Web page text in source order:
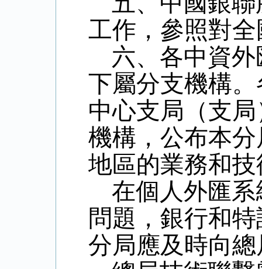
工作，參照對
六、各中資
下屬分支機構
中心支局（支
機構，公布本
地區的業務和
在個人外匯
問題，銀行和
分局應及時向